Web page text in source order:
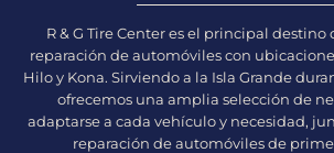
R & G Tire Center es el principal
reparación de automóviles con
Hilo y Kona. Sirviendo a la Isla Grande
ofrecemos una amplia selección de
adaptarse a cada vehículo y necesidad,
reparación de automóviles de